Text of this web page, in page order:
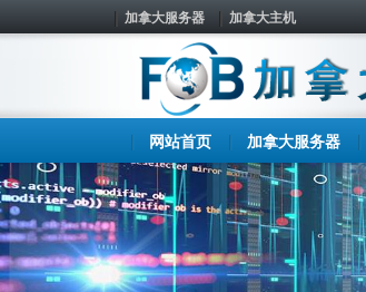
加拿大服务器 加拿大主机
网站首页 加拿大服务器